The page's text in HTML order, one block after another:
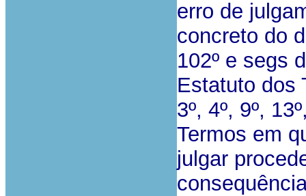
erro de
concreto do
102º e segs
Estatuto dos
3º, 4º, 9º,
Termos em
julgar